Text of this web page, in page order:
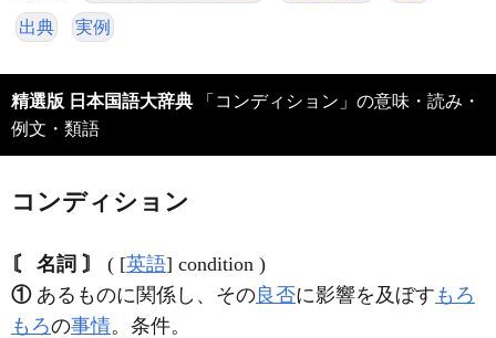
出典 実例
精選版 日本国語大辞典 「コンディション」の意味・読み・
例文・類語
コンディション
〘 名詞 〙 ( [英語] condition )
①あるものに関係し、その良否に影響を及ぼす もろ
もろの事情。条件。